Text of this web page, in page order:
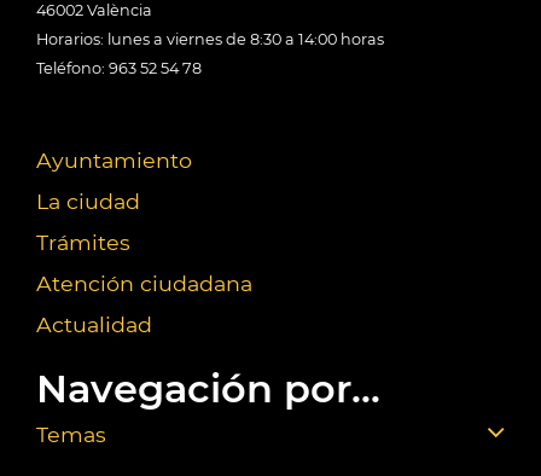
46002 València
Horarios: lunes a viernes de 8:30 a 14:00 horas
Teléfono: 963 52 54 78
Ayuntamiento
La ciudad
Trámites
Atención ciudadana
Actualidad
Navegación por...
Temas